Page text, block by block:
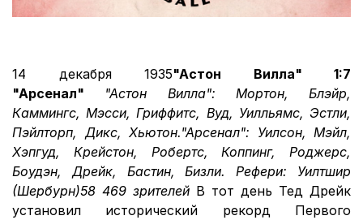
14 декабря 1935"Астон Вилла" 1:7
"Арсенал"
"Астон Вилла": Мортон, Блэйр,
Каммингс, Мэсси, Гриффитс, Вуд, Уилльямс, Эстли,
Пэйлторп, Дикс, Хьютон."Арсенал": Уилсон, Мэйл,
Хэпгуд, Крейстон, Робертс, Коппинг, Роджерс,
Боудэн, Дрейк, Бастин, Бизли.
Рефери: Уилтшир
(Шербурн)58 469 зрителей В тот день Тед Дрейк
установил исторический рекорд Первого